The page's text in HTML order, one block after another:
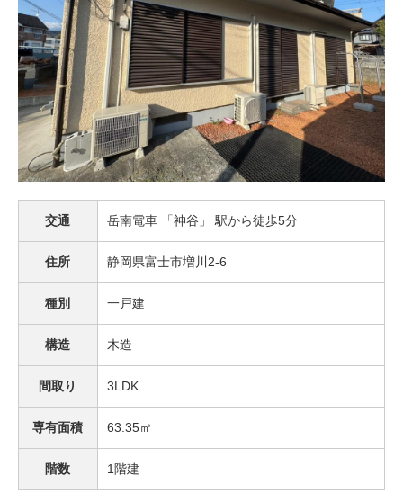
交通 岳南電車 「神谷」 駅から徒歩5分
住所 静岡県富士市増川2-6
種別 一戸建
構造 木造
間取り 3LDK
専有面積 63.35㎡
階数 1階建